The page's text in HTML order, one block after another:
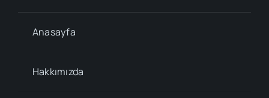
Anasayfa
Hakkımızda